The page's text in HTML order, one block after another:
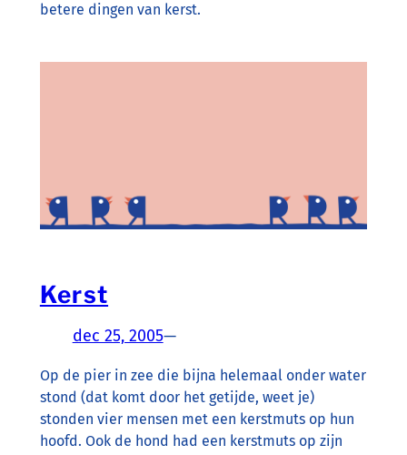
betere dingen van kerst.
Kerst
dec 25, 2005—
Op de pier in zee die bijna helemaal onder water
stond (dat komt door het getijde, weet je)
stonden vier mensen met een kerstmuts op hun
hoofd. Ook de hond had een kerstmuts op zijn